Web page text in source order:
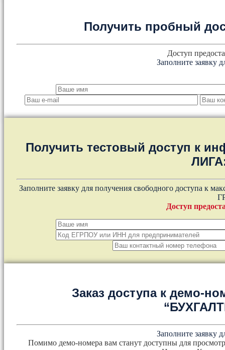
Получить пробный
Доступ
Заполните заявку
Получить тестовый доступ к
Заполните заявку для получения свободного доступа к
Доступ
Заказ доступа к демо-
Заполните заявку
Помимо демо-номера вам станут доступны для